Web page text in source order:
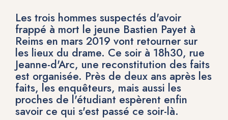
Les trois hommes suspectés d'avoir
frappé à mort le jeune Bastien Payet à
Reims en mars 2019 vont retourner sur
les lieux du drame. Ce soir à 18h30, rue
Jeanne-d'Arc, une reconstitution des faits
est organisée. Près de deux ans après les
faits, les enquêteurs, mais aussi les
proches de l'étudiant espèrent enfin
savoir ce qui s'est passé ce soir-là.